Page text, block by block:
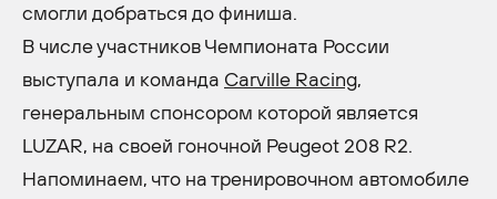
смогли добраться до финиша.
В числе участников Чемпионата России
выступала и команда Carville Racing,
генеральным спонсором которой является
LUZAR, на своей гоночной Peugeot 208 R2.
Напоминаем, что на тренировочном автомобиле